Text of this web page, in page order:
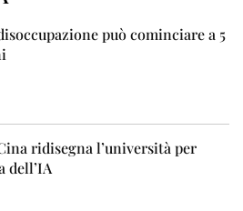
può cominciare a 5
ridisegna l’università per
dell’IA